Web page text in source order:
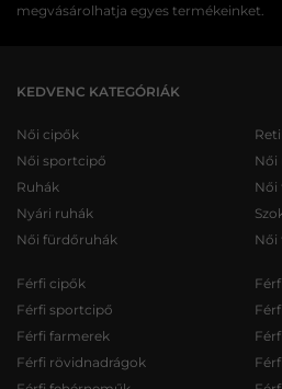
megvásárolhatja egyes termékeinket.
KEDVENC KATEGÓRIÁK
Női cipők
Női sportcipő
Ruhák
Nyári ruhák
Női fürdőruhák
Női
Női
Női
Férfi cipők
Férfi sportcipő
Férfi farmerek
Férfi rövidnadrágok